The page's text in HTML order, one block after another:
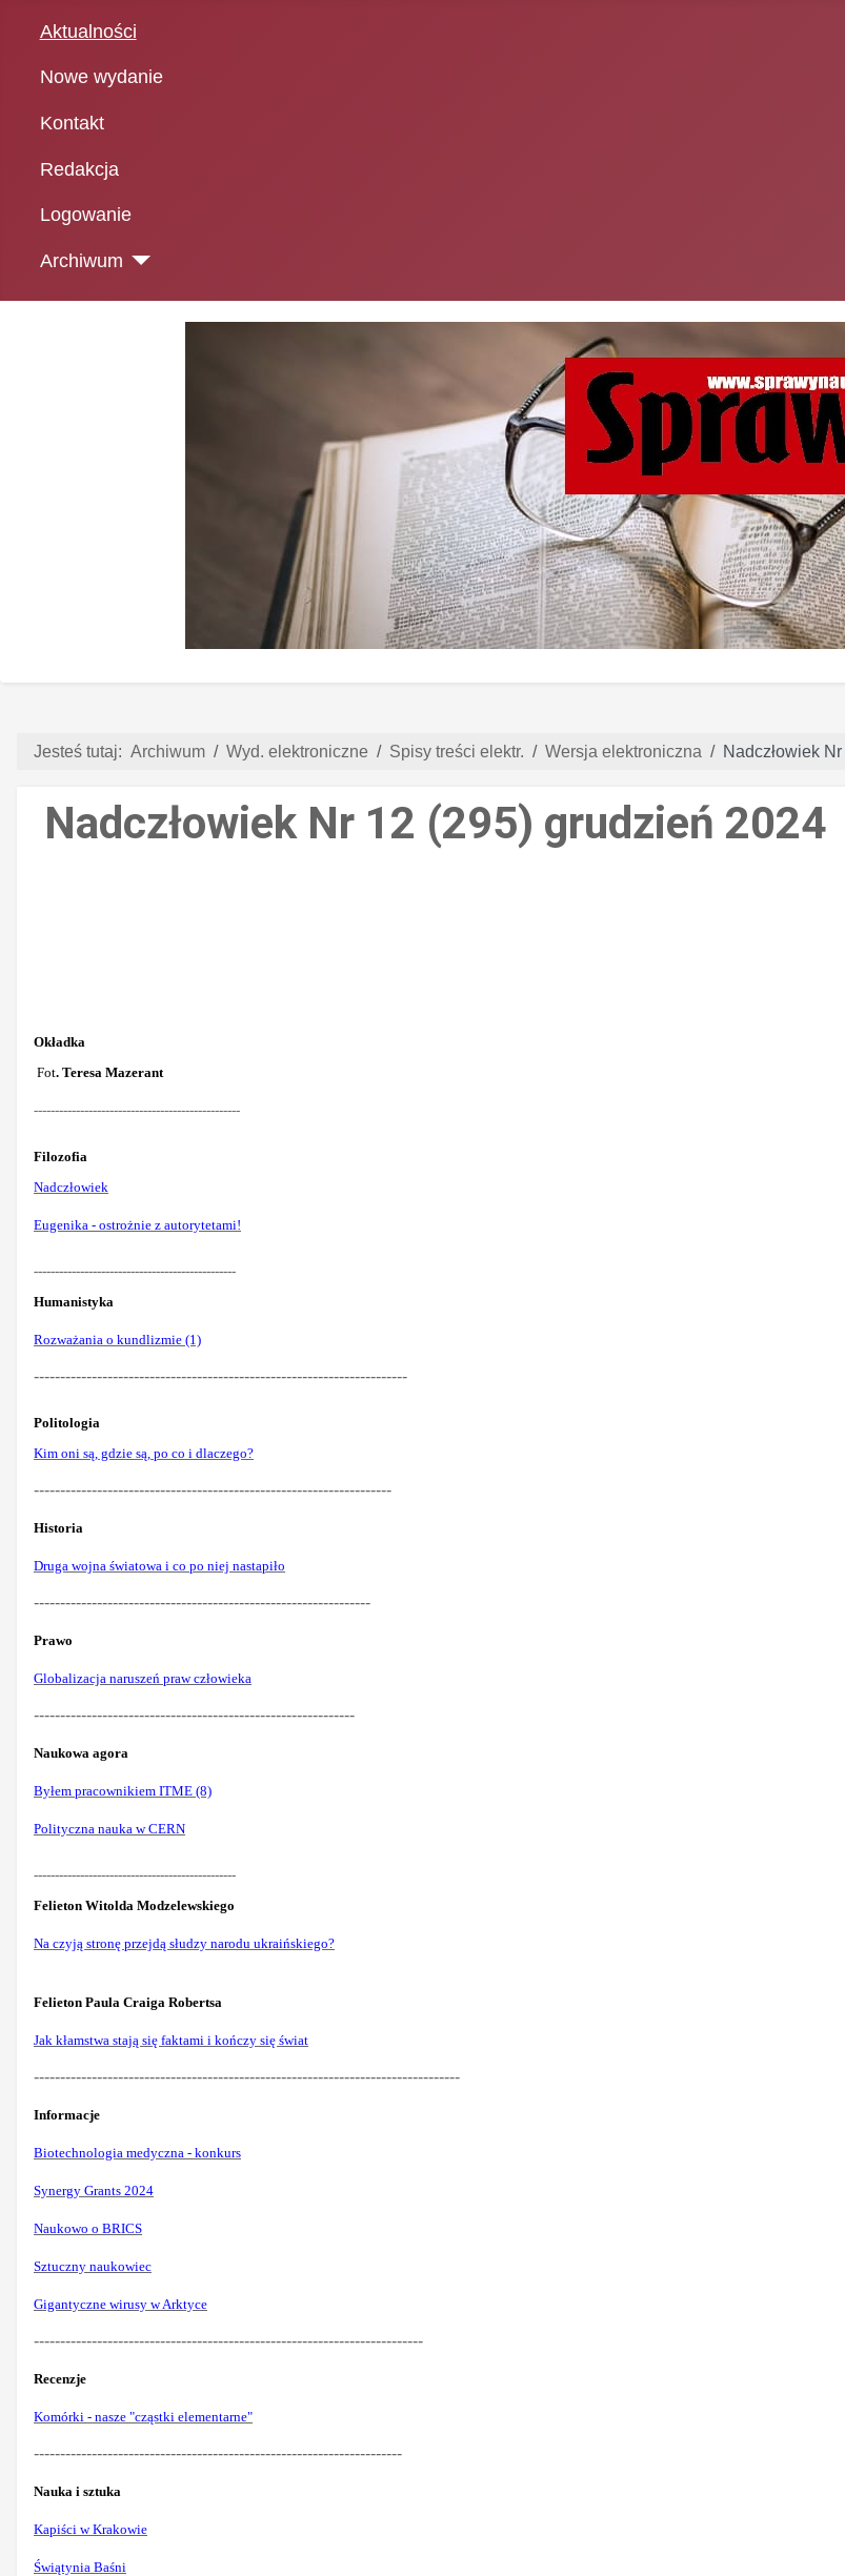
Aktualności
Nowe wydanie
Kontakt
Redakcja
Logowanie
Archiwum
Jesteś tutaj: Archiwum Wyd. elektroniczne Spisy treści elektr. Wersja elektroniczna Nadczłowiek
Nadczłowiek Nr 12 (295) grudzień 2024
Okładka
Fot. Teresa Mazerant
-------------------------------------------------
Filozofia
Nadczłowiek
Eugenika - ostrożnie z autorytetami!
------------------------------------------------
Humanistyka
Rozważania o kundlizmie (1)
-----------------------------------------------------------------------
Politologia
Kim oni są, gdzie są, po co i dlaczego?
--------------------------------------------------------------------
Historia
Druga wojna światowa i co po niej nastapiło
----------------------------------------------------------------
Prawo
Globalizacja naruszeń praw człowieka
-------------------------------------------------------------
Naukowa agora
Byłem pracownikiem ITME (8)
Polityczna nauka w CERN
------------------------------------------------
Felieton Witolda Modzelewskiego
Na czyją stronę przejdą słudzy narodu ukraińskiego?
Felieton Paula Craiga Robertsa
Jak kłamstwa stają się faktami i kończy się świat
---------------------------------------------------------------------------------
Informacje
Biotechnologia medyczna - konkurs
Synergy Grants 2024
Naukowo o BRICS
Sztuczny naukowiec
Gigantyczne wirusy w Arktyce
--------------------------------------------------------------------------
Recenzje
Komórki - nasze "cząstki elementarne"
----------------------------------------------------------------------
Nauka i sztuka
Kapiści w Krakowie
Świątynia Baśni